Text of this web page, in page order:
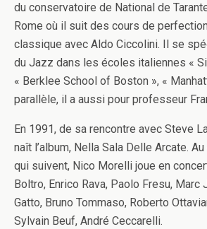
du conservatoire de National de
Rome où il suit des cours de
classique avec Aldo Ciccolini. Il se
du Jazz dans les écoles italiennes «
« Berklee School of Boston », «
parallèle, il a aussi pour professeur
En 1991, de sa rencontre avec Steve
naît l’album, Nella Sala Delle Arcate.
qui suivent, Nico Morelli joue en
Boltro, Enrico Rava, Paolo Fresu, Marc
Gatto, Bruno Tommaso, Roberto
Sylvain Beuf, André Ceccarelli.